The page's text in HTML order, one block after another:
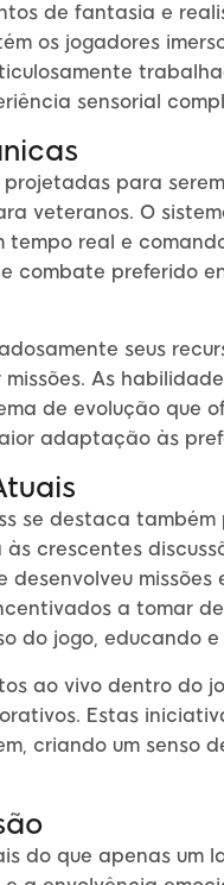
de fantasia e
os jogadores
sensorial
para
veteranos. O
real e
combate preferido
seus
As
de evolução que
adaptação às
se destaca
crescentes
a tomar
do jogo, educando
ao vivo dentro do
Estas
criando um senso
do que apenas um